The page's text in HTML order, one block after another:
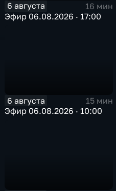
6 августа
16 мин
Эфир 06.08.2026 · 17:00
6 августа
15 мин
Эфир 06.08.2026 · 10:00